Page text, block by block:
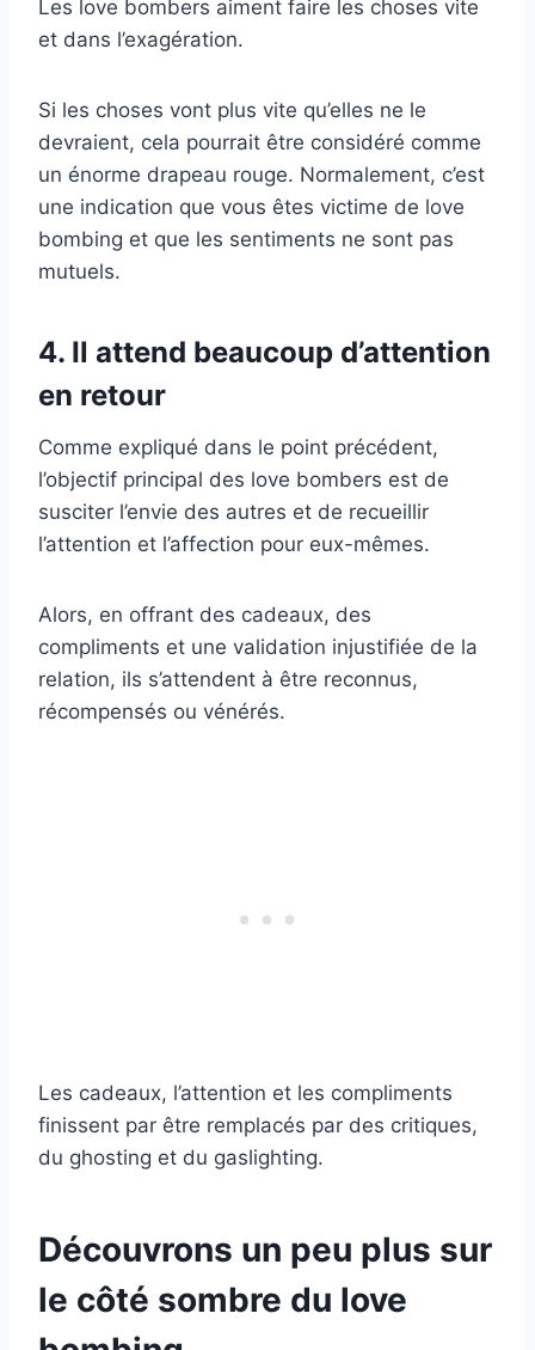
Les love bombers aiment faire les choses vite
et dans l’exagération.
Si les choses vont plus vite qu’elles ne le
devraient, cela pourrait être considéré comme
un énorme drapeau rouge. Normalement, c’est
une indication que vous êtes victime de love
bombing et que les sentiments ne sont pas
mutuels.
4. Il attend beaucoup d’attention
en retour
Comme expliqué dans le point précédent,
l’objectif principal des love bombers est de
susciter l’envie des autres et de recueillir
l’attention et l’affection pour eux-mêmes.
Alors, en offrant des cadeaux, des
compliments et une validation injustifiée de la
relation, ils s’attendent à être reconnus,
récompensés ou vénérés.
Les cadeaux, l’attention et les compliments
finissent par être remplacés par des critiques,
du ghosting et du gaslighting.
Découvrons un peu plus sur
le côté sombre du love